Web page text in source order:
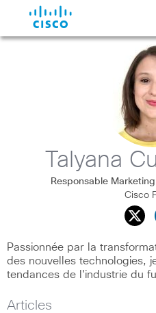
Talyana
Responsable
Cisco
Passionnée par la
des nouvelles technologies,
tendances de l'industrie du
Articles